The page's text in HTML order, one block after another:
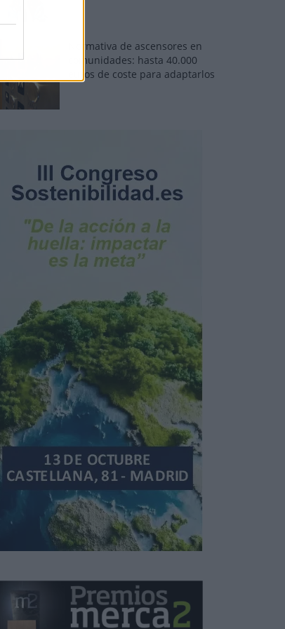
Normativa de ascensores en
comunidades: hasta 40.000
euros de coste para adaptarlos